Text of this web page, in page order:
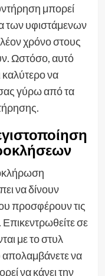
μπορεί
των υφιστάμενων
χρόνο στους
Ωστόσο, αυτό
καλύτερο να
γύρω από τα
να δίνουν
προσφέρουν τις
σε
με το στυλ
απολαμβάνετε να
να κάνει την